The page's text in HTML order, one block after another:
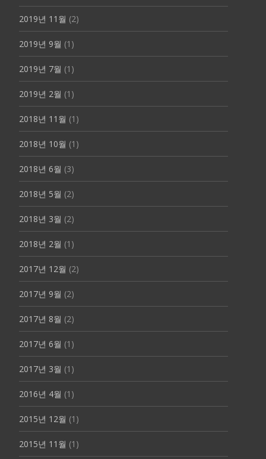
2019년 11월 (2)
2019년 9월 (1)
2019년 7월 (1)
2019년 2월 (1)
2018년 11월 (1)
2018년 10월 (1)
2018년 6월 (3)
2018년 5월 (2)
2018년 3월 (2)
2018년 2월 (1)
2017년 12월 (2)
2017년 9월 (2)
2017년 8월 (2)
2017년 6월 (1)
2017년 3월 (1)
2016년 4월 (1)
2015년 12월 (1)
2015년 11월 (1)